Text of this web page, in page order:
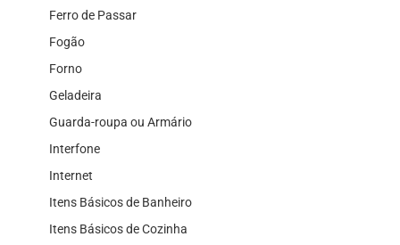
Ferro de Passar
Fogão
Forno
Geladeira
Guarda-roupa ou Armário
Interfone
Internet
Itens Básicos de Banheiro
Itens Básicos de Cozinha